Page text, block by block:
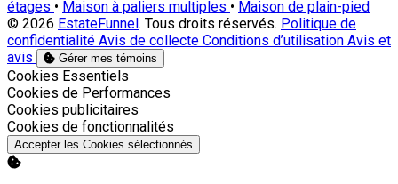
étages • Maison à paliers multiples • Maison de plain-pied
© 2026 EstateFunnel. Tous droits réservés. Politique de
confidentialité Avis de collecte Conditions d’utilisation Avis et
avis
Gérer mes témoins
Activer
Cookies Essentiels
Activer
Cookies de Performances
Activer
Cookies publicitaires
Activer
Cookies de fonctionnalités
Accepter les Cookies sélectionnés